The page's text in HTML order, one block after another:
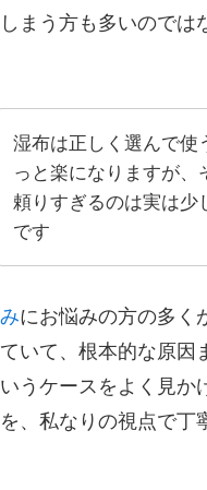
まう方も多いのでは
湿布は正しく選んで使
っと楽になりますが、
頼りすぎるのは実は少
です
にお悩みの方の多く
いて、根本的な原因
うケースをよく見か
、私なりの視点で丁